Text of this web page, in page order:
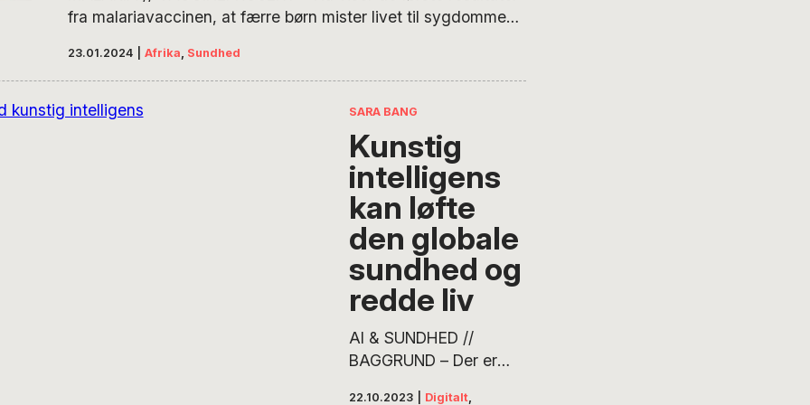
fra malariavaccinen, at færre børn mister livet til sygdommen,
plaget menneskeheden i årtusinder, og selvom dødeligheden
af malaria er faldet med mere end en fjerdedel på tyve år, er
det fortsat en af verdens store dræbere. …
23.01.2024 Afrika Sundhed
SARA BANG
Kunstig
intelligens
kan løfte
den globale
sundhed og
redde liv
AI & SUNDHED //
BAGGRUND – Der er
22.10.2023 Digitalt,